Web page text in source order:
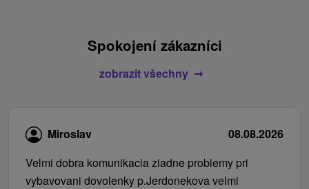
Spokojení zákazníci
zobrazit všechny
Miroslav
08.08.2026
Velmi dobra komunikacia ziadne problemy pri
vybavovani dovolenky p.Jerdonekova velmi